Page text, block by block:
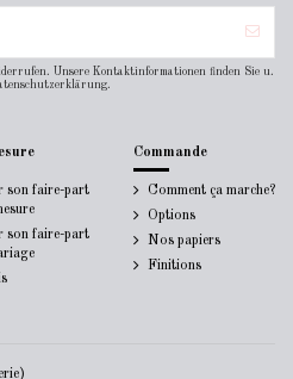
Unsere Kontaktinformationen finden Sie u.
son faire-part
son faire-part
Commande
Comment ça marche?
Options
Nos papiers
Finitions